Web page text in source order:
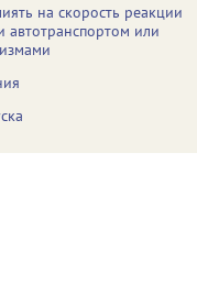
на скорость реакции
автотранспортом или